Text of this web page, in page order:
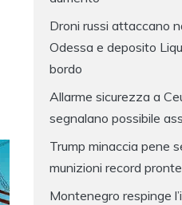
Droni russi attaccano
Odessa e deposito
bordo
Allarme sicurezza a
segnalano possibile
Trump minaccia pene
munizioni record
Montenegro respinge